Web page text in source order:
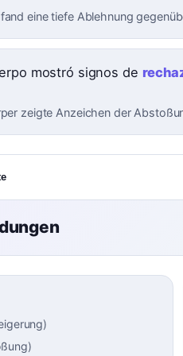
eine tiefe Ablehnung
mostró signos de
zeigte Anzeichen der
)
)